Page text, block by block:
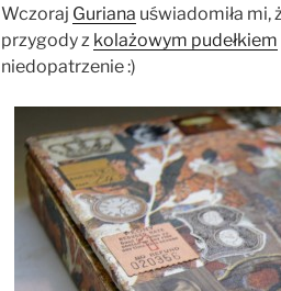
Wczoraj Guriana uświadomiła mi,
przygody z kolażowym pudełkiem
niedopatrzenie :)